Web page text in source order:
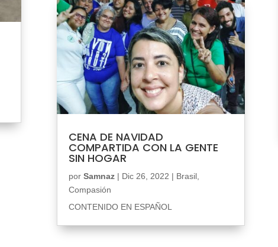
CENA DE NAVIDAD
COMPARTIDA CON LA GENTE
SIN HOGAR
por Samnaz| Dic 26, 2022 | Brasil,
Compasión
CONTENIDO EN ESPAÑOL